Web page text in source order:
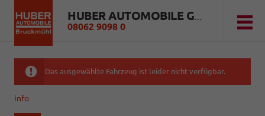
HUBER AUTOMOBILE GMBH
08062 9098 0
Das ausgewählte Fahrzeug ist leider nicht verfügbar.
info